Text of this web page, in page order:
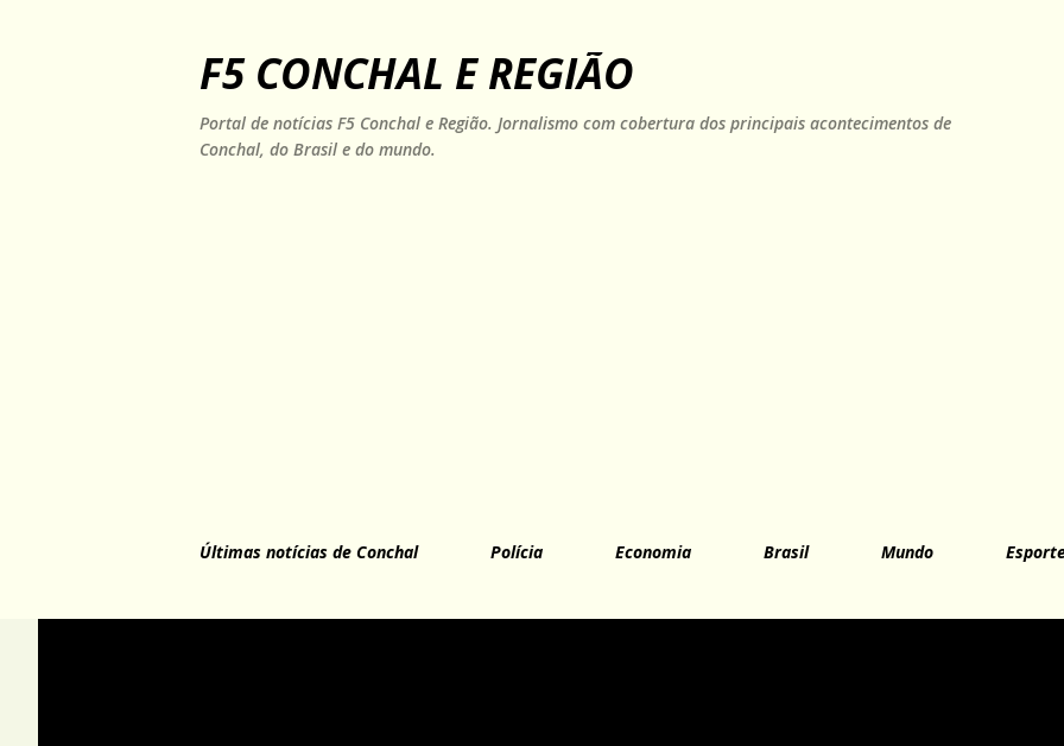
F5 CONCHAL E REGIÃO
Portal de notícias F5 Conchal e Região. Jornalismo com cobertura dos principais acontecimentos de
Conchal, do Brasil e do mundo.
Últimas notícias de Conchal Polícia Economia Brasil Mundo